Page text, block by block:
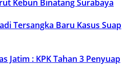
Kebun Binatang Surabaya
Tersangka Baru Kasus Suap
Jatim : KPK Tahan 3 Penyuap